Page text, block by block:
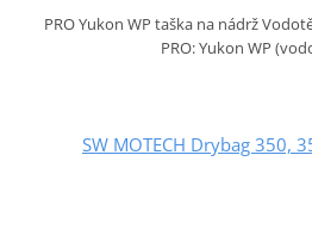
PRO Yukon WP taška na nádrž
PRO: Yukon WP
SW MOTECH Drybag 350,